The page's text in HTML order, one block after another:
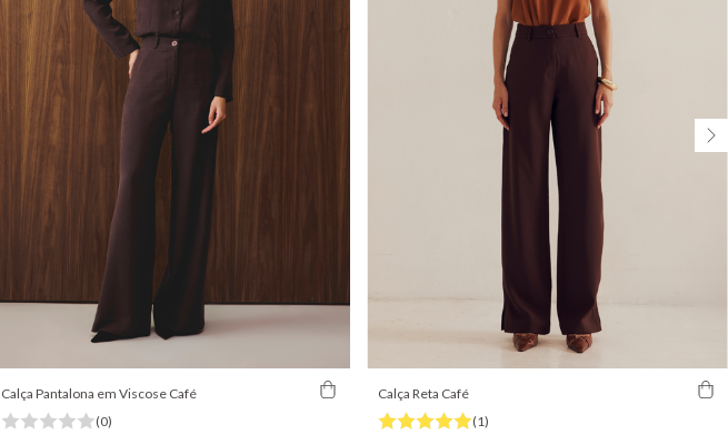
Calça Pantalona em Viscose Café
(0)
Calça Reta Café
(1)